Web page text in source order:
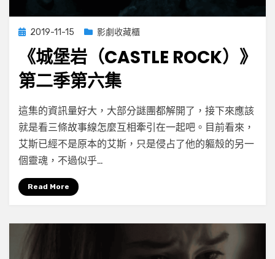
Posted
2019-11-15 影劇收藏櫃
《城堡岩（CASTLE ROCK）》
第二季第六集
by小云
Leave a comment
on
《城
堡
岩
第
這集的資訊量好大，大部分謎團都解開了，接下來應該
就是看三條故事線怎麼互相牽引在一起吧。目前看來，
艾斯已經不是原本的艾斯，只是侵占了他的軀殼的另一
個靈魂，不過似乎…
Read More